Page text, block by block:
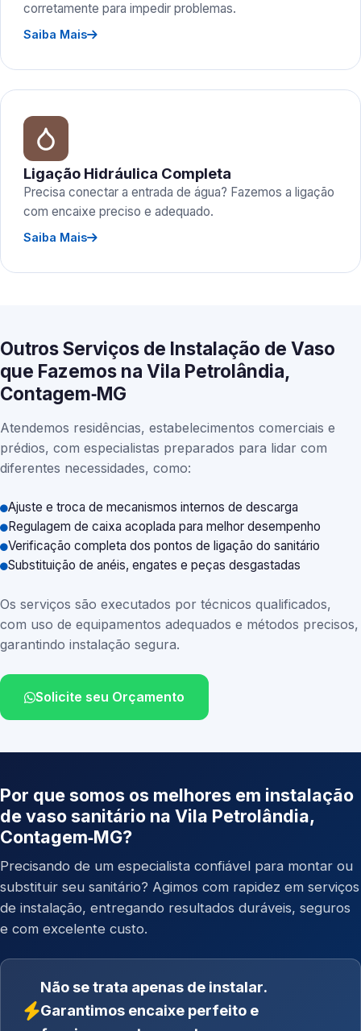
corretamente para impedir problemas.
Saiba Mais
Ligação Hidráulica Completa
Precisa conectar a entrada de água? Fazemos a ligação
com encaixe preciso e adequado.
Saiba Mais
Outros Serviços de Instalação de Vaso
que Fazemos na Vila Petrolândia,
Contagem‑MG
Atendemos residências, estabelecimentos comerciais e
prédios, com especialistas preparados para lidar com
diferentes necessidades, como:
Ajuste e troca de mecanismos internos de descarga
Regulagem de caixa acoplada para melhor desempenho
Verificação completa dos pontos de ligação do sanitário
Substituição de anéis, engates e peças desgastadas
Os serviços são executados por técnicos qualificados,
com uso de equipamentos adequados e métodos precisos,
garantindo instalação segura.
Solicite seu Orçamento
Por que somos os melhores em instalação
de vaso sanitário na Vila Petrolândia,
Contagem‑MG?
Precisando de um especialista confiável para montar ou
substituir seu sanitário? Agimos com rapidez em serviços
de instalação, entregando resultados duráveis, seguros
e com excelente custo.
Não se trata apenas de instalar.
Garantimos encaixe perfeito e